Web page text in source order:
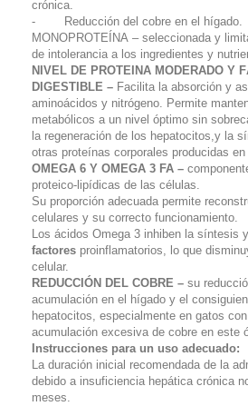
crónica.
- Reducción del cobre en el hígado.
MONOPROTEÍNA – seleccionada y
de intolerancia a los ingredientes y
NIVEL DE PROTEINA MODERADO Y
DIGESTIBLE – Facilita la absorción y
aminoácidos y nitrógeno. Permite
metabólicos a un nivel óptimo sin
la regeneración de los hepatocitos,y la
otras proteínas corporales producidas
OMEGA 6 Y OMEGA 3 FA –
proteico-lipídicas de las células.
Su proporción adecuada permite
celulares y su correcto funcionamiento.
Los ácidos Omega 3 inhiben la síntesis
factores proinflamatorios, lo que
celular.
REDUCCIÓN DEL COBRE – su
acumulación en el hígado y el
hepatocitos, especialmente en gatos
acumulación excesiva de cobre en este
Instrucciones para un uso adecuado:
La duración inicial recomendada de la
debido a insuficiencia hepática crónica
meses.